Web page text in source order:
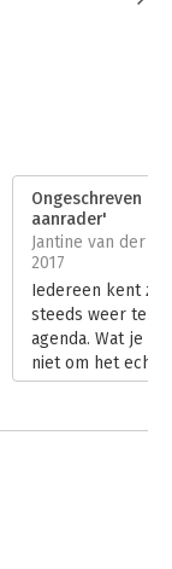
Coaching en
Ongeschreven
aanrader'
Jantine van der
2017
Iedereen kent ze
steeds weer
agenda. Wat je
niet om het echt
Ongeschreven
effectief aan te